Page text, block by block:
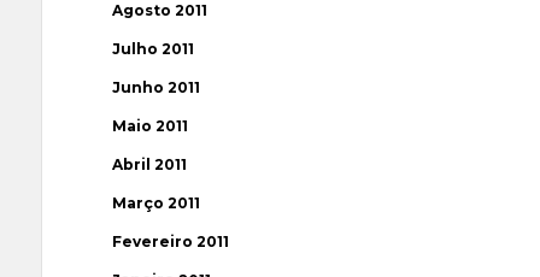
Agosto 2011
Julho 2011
Junho 2011
Maio 2011
Abril 2011
Março 2011
Fevereiro 2011